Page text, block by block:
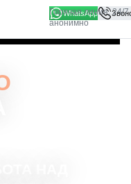
WhatsApp
на то, что
Хорошо